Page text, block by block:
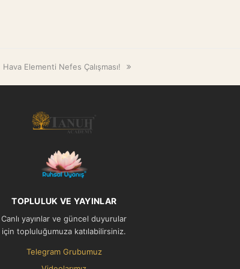
next
Hava Elementi Nefes Çalışması!
TOPLULUK VE YAYINLAR
Canlı yayınlar ve güncel duyurular
için topluluğumuza katılabilirsiniz.
Telegram Grubumuz